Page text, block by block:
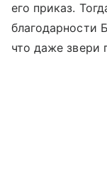
его приказ.
благодарности
что даже звери